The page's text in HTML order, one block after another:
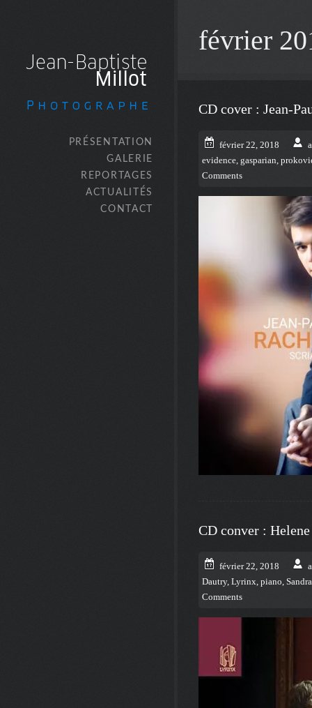
PRÉSENTATION
GALERIE
REPORTAGES
ACTUALITÉS
CONTACT
février
CD cover : Jean-
février 22, 2018
evidence, gasparian,
Comments
CD conver :
février 22, 2018
Dautry, Lyrinx, piano,
Comments